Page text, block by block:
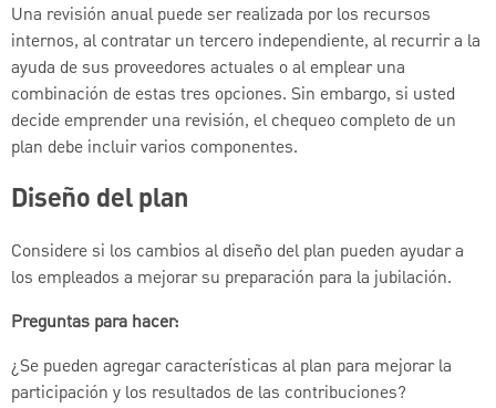
Una revisión anual puede ser realizada por los recursos
internos, al contratar un tercero independiente, al recurrir a la
ayuda de sus proveedores actuales o al emplear una
combinación de estas tres opciones. Sin embargo, si usted
decide emprender una revisión, el chequeo completo de un
plan debe incluir varios componentes.
Diseño del plan
Considere si los cambios al diseño del plan pueden ayudar a
los empleados a mejorar su preparación para la jubilación.
Preguntas para hacer:
¿Se pueden agregar características al plan para mejorar la
participación y los resultados de las contribuciones?